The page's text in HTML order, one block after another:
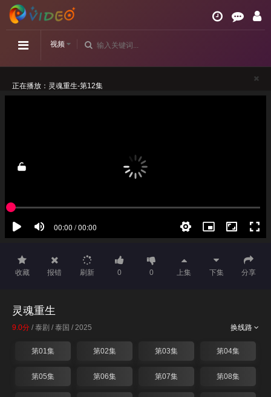
视频
收藏 报错 刷新 0 0 上集 下集 分享
灵魂重生
换线路
9.0分 / 泰剧 / 泰国 / 2025
第01集 第02集 第03集 第04集
第05集 第06集 第07集 第08集